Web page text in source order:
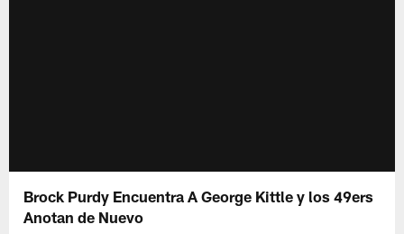
Brock Purdy Encuentra A George Kittle y los 49ers
Anotan de Nuevo